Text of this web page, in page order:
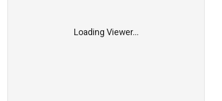
Loading Viewer...